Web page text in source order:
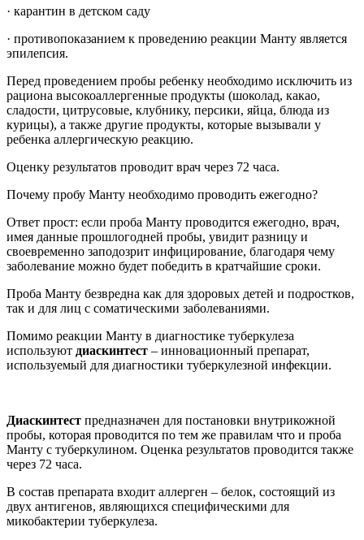
· карантин в детском саду
· противопоказанием к проведению реакции Манту является
эпилепсия.
Перед проведением пробы ребенку необходимо исключить из
рациона высокоаллергенные продукты (шоколад, какао,
сладости, цитрусовые, клубнику, персики, яйца, блюда из
курицы), а также другие продукты, которые вызывали у
ребенка аллергическую реакцию.
Оценку результатов проводит врач через 72 часа.
Почему пробу Манту необходимо проводить ежегодно?
Ответ прост: если проба Манту проводится ежегодно, врач,
имея данные прошлогодней пробы, увидит разницу и
своевременно заподозрит инфицирование, благодаря чему
заболевание можно будет победить в кратчайшие сроки.
Проба Манту безвредна как для здоровых детей и подростков,
так и для лиц с соматическими заболеваниями.
Помимо реакции Манту в диагностике туберкулеза
используют диаскинтест – инновационный препарат,
используемый для диагностики туберкулезной инфекции.
Диаскинтест предназначен для постановки внутрикожной
пробы, которая проводится по тем же правилам что и проба
Манту с туберкулином. Оценка результатов проводится также
через 72 часа.
В состав препарата входит аллерген – белок, состоящий из
двух антигенов, являющихся специфическими для
микобактерии туберкулеза.